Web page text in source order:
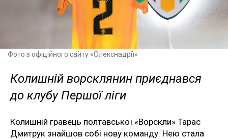
Фото з офіційного сайту «Олекснадрії»
Колишній ворсклянин приєднався
до клубу Першої ліги
Колишній гравець полтавської «Ворскли» Тарас
Дмитрук знайшов собі нову команду. Нею стала